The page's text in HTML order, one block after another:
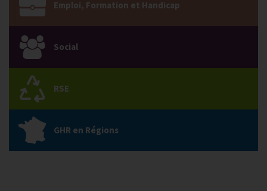
Emploi, Formation et Handicap
Social
RSE
GHR en Régions